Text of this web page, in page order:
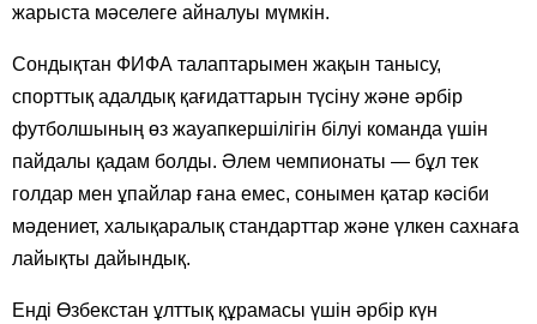
жарыста мәселеге айналуы мүмкін.
Сондықтан ФИФА талаптарымен жақын танысу,
спорттық адалдық қағидаттарын түсіну және әрбір
футболшының өз жауапкершілігін білуі команда үшін
пайдалы қадам болды. Әлем чемпионаты — бұл тек
голдар мен ұпайлар ғана емес, сонымен қатар кәсіби
мәдениет, халықаралық стандарттар және үлкен сахнаға
лайықты дайындық.
Енді Өзбекстан ұлттық құрамасы үшін әрбір күн